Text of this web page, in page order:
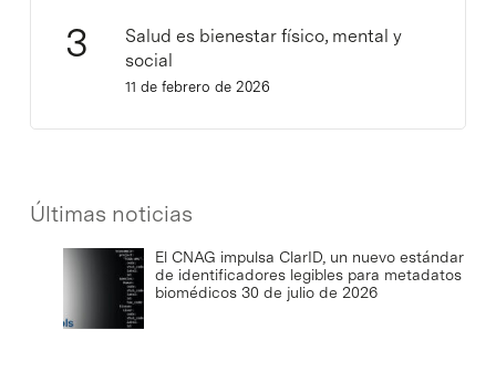
Salud es bienestar físico, mental y
social
11 de febrero de 2026
Últimas noticias
El CNAG impulsa ClarID, un nuevo estándar
de identificadores legibles para metadatos
biomédicos 30 de julio de 2026